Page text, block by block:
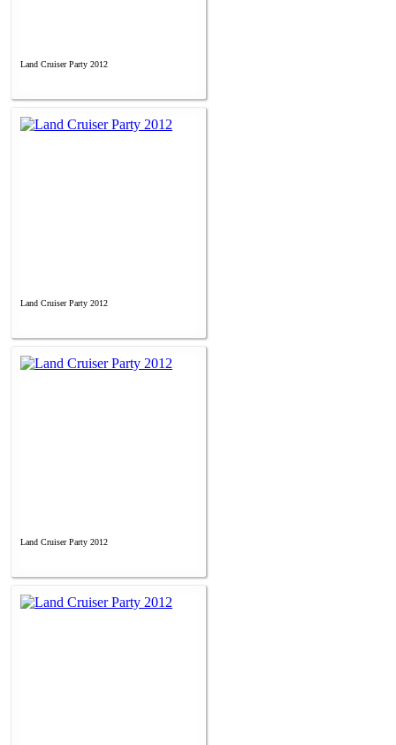
Land Cruiser Party 2012
Land Cruiser Party 2012
Land Cruiser Party 2012